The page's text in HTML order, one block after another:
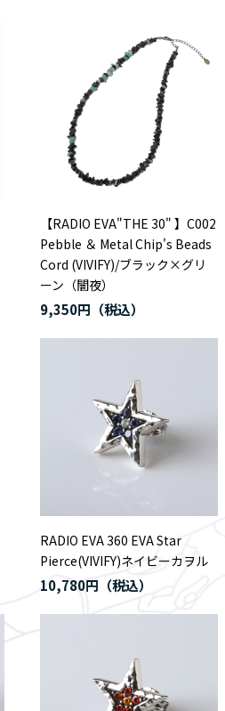
【RADIO EVA"THE 30" 】C002
Pebble ＆ Metal Chip's Beads
Cord (VIVIFY)/ブラック×グリ
ーン（闇夜）
9,350円
RADIO EVA 360 EVA Star
Pierce(VIVIFY)ネイビーカヲル
10,780円